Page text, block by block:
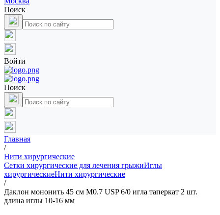
Поиск
Войти
Поиск
Главная
/
Нити хирургические
Сетки хирургические для лечения грыжиИглы
хирургическиеНити хирургические
/
Даклон мононить 45 см М0.7 USP 6/0 игла таперкат 2 шт.
длина иглы 10-16 мм